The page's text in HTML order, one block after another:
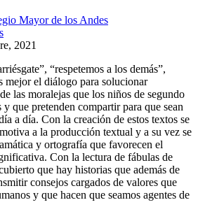
Mayor de los Andes
2021
“respetemos a los demás”,
mejor el diálogo para solucionar
las moralejas que los niños de segundo
que pretenden compartir para que sean
a día. Con la creación de estos textos se
a la producción textual y a su vez se
y ortografía que favorecen el
Con la lectura de fábulas de
que hay historias que además de
consejos cargados de valores que
y que hacen que seamos agentes de